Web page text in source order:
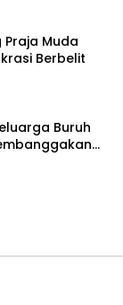
Praja Muda
Berbelit
Buruh